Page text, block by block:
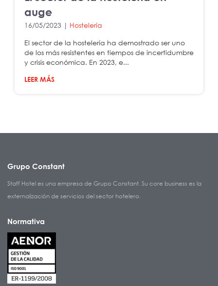
auge
16/05/2023 | Hostelería
El sector de la hostelería ha demostrado ser uno
de los más resistentes en tiempos de incertidumbre
y crisis económica. En 2023, e...
LEER MÁS
Grupo Constant
Staff Hotel es una empresa de Grupo Constant. Su core business es la
externalización de servicios del sector hotelero.
Normativa